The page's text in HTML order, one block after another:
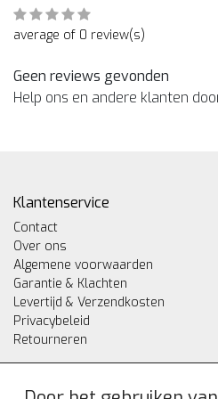
average of 0 review(s)
Geen reviews gevonden
Help ons en andere klanten
Klantenservice
Contact
Over ons
Algemene voorwaarden
Garantie & Klachten
Levertijd & Verzendkosten
Privacybeleid
Retourneren